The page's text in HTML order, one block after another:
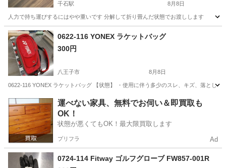
千石駅 8月8日
人力で持ち運びするにはやや重いです 分解して折り畳んだ状態でお渡しします
東京 文京区 フィットネス、トレーニング
0622-116 YONEX ラケットバッグ
300円
八王子市 8月8日
0622-116 YONEX ラケットバッグ 【状態】 ・使用に伴う多少のスレ、キズ、落とし
東京 八王子市 テニス YONEX
運べない家具、無料でお伺い＆即買取も
OK！
状態が悪くてもOK！最大限買取します
プリフラ Ad
0724-114 Fitway ゴルフグローブ FW857-001R